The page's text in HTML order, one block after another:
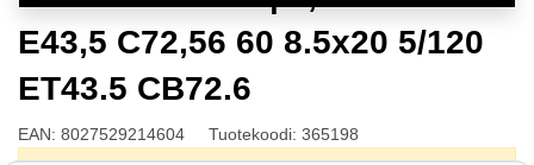
E43,5 C72,56 60 8.5x20 5/120
ET43.5 CB72.6
EAN: 8027529214604 Tuotekoodi: 365198